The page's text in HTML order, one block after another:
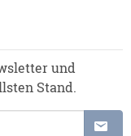
und
Stand.